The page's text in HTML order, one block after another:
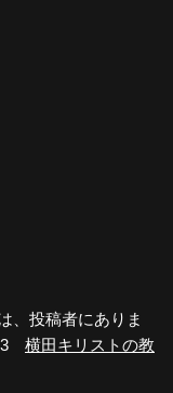
、投稿者にありま
3 横田キリストの教